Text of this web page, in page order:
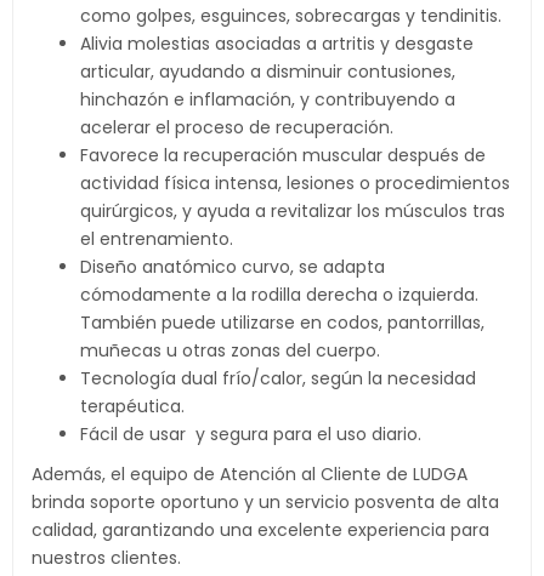
como golpes, esguinces, sobrecargas y tendinitis.
Alivia molestias asociadas a artritis y desgaste
articular, ayudando a disminuir contusiones,
hinchazón e inflamación, y contribuyendo a
acelerar el proceso de recuperación.
Favorece la recuperación muscular después de
actividad física intensa, lesiones o procedimientos
quirúrgicos, y ayuda a revitalizar los músculos tras
el entrenamiento.
Diseño anatómico curvo, se adapta
cómodamente a la rodilla derecha o izquierda.
También puede utilizarse en codos, pantorrillas,
muñecas u otras zonas del cuerpo.
Tecnología dual frío/calor, según la necesidad
terapéutica.
Fácil de usar y segura para el uso diario.
Además, el equipo de Atención al Cliente de LUDGA
brinda soporte oportuno y un servicio posventa de alta
calidad, garantizando una excelente experiencia para
nuestros clientes.